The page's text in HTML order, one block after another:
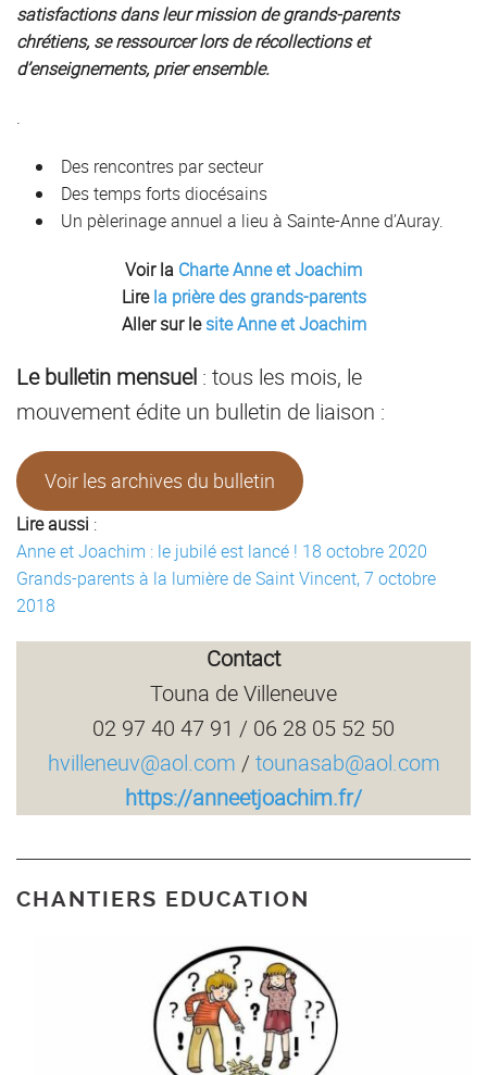
satisfactions dans leur mission de grands-parents
chrétiens, se ressourcer lors de récollections et
d’enseignements, prier ensemble.
.
Des rencontres par secteur
Des temps forts diocésains
Un pèlerinage annuel a lieu à Sainte-Anne d’Auray.
Voir la Charte Anne et Joachim
Lirela prière des grands-parents
Aller sur lesite Anne et Joachim
Le bulletin mensuel : tous les mois, le
mouvement édite un bulletin de liaison :
Voir les archives du bulletin
Lire aussi :
Anne et Joachim : le jubilé est lancé ! 18 octobre 2020
Grands-parents à la lumière de Saint Vincent, 7 octobre
2018
Contact
Touna de Villeneuve
02 97 40 47 91 / 06 28 05 52 50
hvilleneuv@aol.com / tounasab@aol.com
https://anneetjoachim.fr/
CHANTIERS EDUCATION